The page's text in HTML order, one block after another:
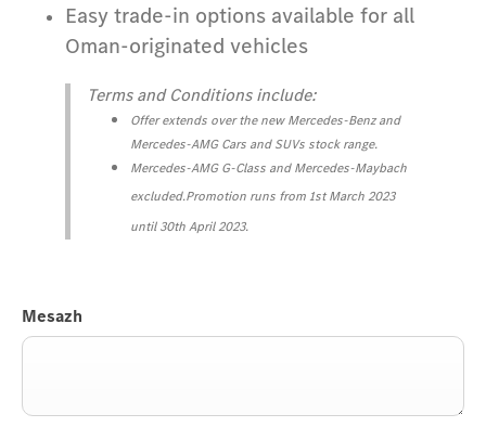
Easy trade-in options available for all
Oman-originated vehicles
Terms and Conditions include:
Offer extends over the new Mercedes-Benz and
Mercedes-AMG Cars and SUVs stock range.
Mercedes-AMG G-Class and Mercedes-Maybach
excluded.Promotion runs from 1st March 2023
until 30th April 2023.
Mesazh